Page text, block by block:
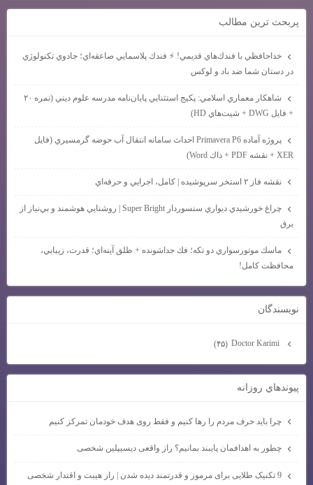
پربحث ترين مطالب
خداحافظي با فندك‌هاي قديمي! ⚡ فندك پلاسمايي صاعقه‌اي؛ جادوي تكنولوژي
در دستان شما ضد باد و لوكس
شاهكار معماري اسلامي: پكيج استثنايي پايان‌نامه مدرسه علوم ديني (نمره ۲۰
+ فايل DWG + شيت‌هاي HD)
پروژه آماده Primavera P6 احداث سامانه انتقال آب حوضه گرمسيري (فايل
XER + نقشه PDF + داك Word)
نقشه فاز ۲ استخر سرپوشيده | كامل، اجرايي و حرفه‌اي
چراغ خورشيدي ديواري سنسوردار Super Bright | روشنايي هوشمند و بي‌نياز از
برق
ماسك موتورسواري دو تكه؛ فك جداشونده + طلق آينه‌اي؛ قدرت، زيبايي،
محافظت كامل!
نويسندگان
(۴۵)
پيوندهاي روزانه
چرا باید حرف مردم را رها کنیم و فقط روی هدف خودمان تمرکز کنیم
چطور به اهدافمان پایبند بمانیم؟ راز واقعی دیسیپلین شخصی
9 تکنیک طلایی برای مرموز و قدرتمند دیده شدن | راز هیبت و اقتدار شخصی